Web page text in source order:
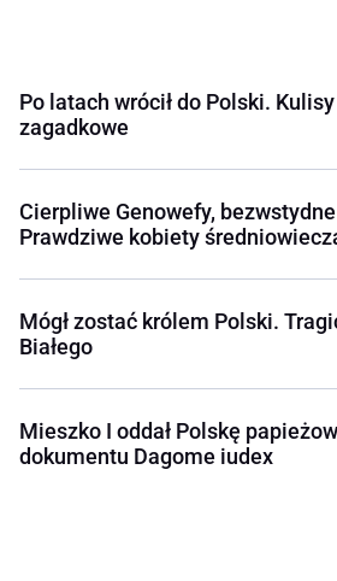
Po latach wrócił do Polski.
zagadkowe
Cierpliwe Genowefy,
Prawdziwe kobiety
Mógł zostać królem Polski.
Białego
Mieszko I oddał Polskę
dokumentu Dagome iudex